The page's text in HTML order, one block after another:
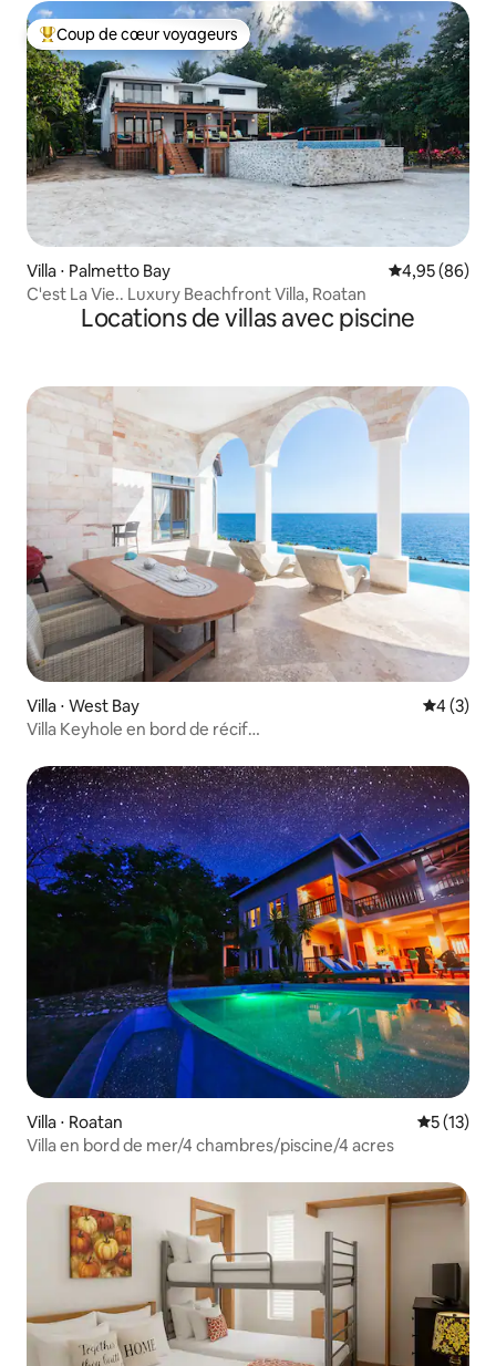
Coups de cœur voyageurs les plus appréciés
Coup de cœur voyageurs
Villa ⋅ Palmetto Bay Évaluation
4,95 (86)
C'est La Vie.. Luxury Beachfront Villa, Roatan
Locations de villas avec piscine
Villa ⋅ West Bay
4 (3)
Villa Keyhole en bord de récif
Villa ⋅ Roatan
5 (13)
Villa en bord de mer/4 chambres/piscine/4 acres